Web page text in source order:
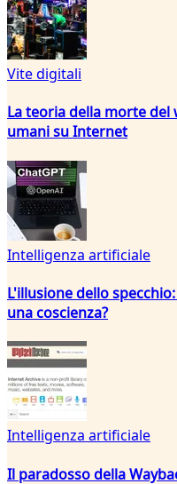
Vite digitali
La teoria della morte
umani su Internet
Intelligenza artificiale
L'illusione dello
una coscienza?
Intelligenza artificiale
Il paradosso della